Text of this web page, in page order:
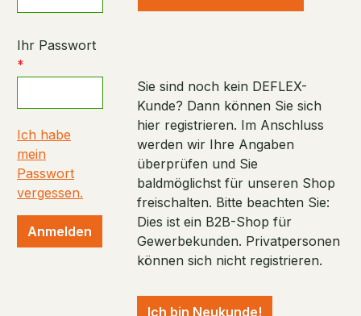
Ihr Passwort
*
Ich habe
mein
Passwort
vergessen.
Anmelden
Sie sind noch kein DEFLEX-
Kunde? Dann können Sie sich
hier registrieren. Im Anschluss
werden wir Ihre Angaben
überprüfen und Sie
baldmöglichst für unseren Shop
freischalten. Bitte beachten Sie:
Dies ist ein B2B-Shop für
Gewerbekunden. Privatpersonen
können sich nicht registrieren.
Ich bin Neukunde!